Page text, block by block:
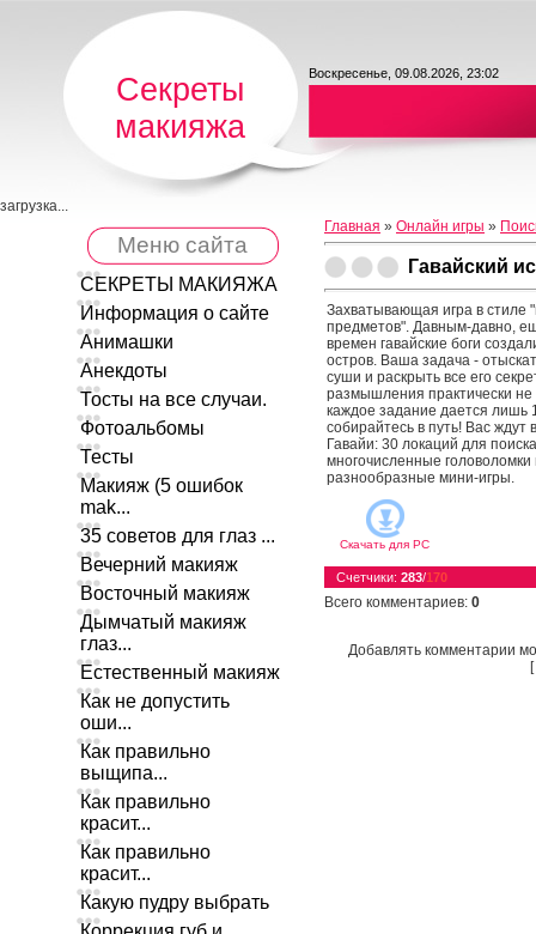
Секреты
макияжа
Воскресенье, 09.08.2026, 23:02
загрузка...
Меню сайта
СЕКРЕТЫ МАКИЯЖА
Информация о сайте
Анимашки
Анекдоты
Тосты на все случаи.
Фотоальбомы
Тесты
Макияж (5 ошибок
mak...
35 советов для глаз ...
Вечерний макияж
Восточный макияж
Дымчатый макияж
глаз...
Естественный макияж
Как не допустить
оши...
Как правильно
выщипа...
Как правильно
красит...
Как правильно
красит...
Какую пудру выбрать
Главная » Онлайн игры »
Гавайский
Захватывающая игра в стиле
предметов". Давным-давно,
времен гавайские боги
остров. Ваша задача -
суши и раскрыть все его
размышления практически не
каждое задание дается лишь
собирайтесь в путь! Вас
Гавайи: 30 локаций для
многочисленные
разнообразные мини-игры.
Скачать для PC
Счетчики: 283/170
Всего комментариев: 0
Добавлять комментарии
[